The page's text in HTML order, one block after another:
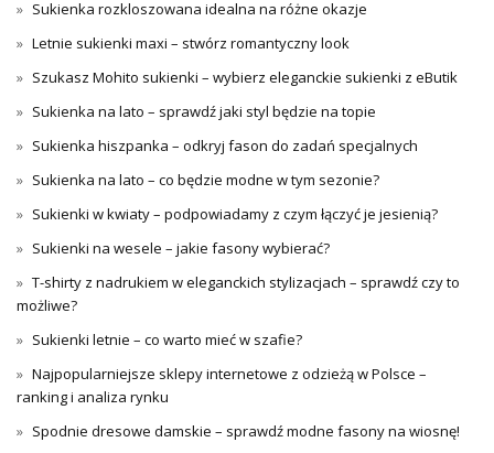
Sukienka rozkloszowana idealna na różne okazje
Letnie sukienki maxi – stwórz romantyczny look
Szukasz Mohito sukienki – wybierz eleganckie sukienki z eButik
Sukienka na lato – sprawdź jaki styl będzie na topie
Sukienka hiszpanka – odkryj fason do zadań specjalnych
Sukienka na lato – co będzie modne w tym sezonie?
Sukienki w kwiaty – podpowiadamy z czym łączyć je jesienią?
Sukienki na wesele – jakie fasony wybierać?
T-shirty z nadrukiem w eleganckich stylizacjach – sprawdź czy to
możliwe?
Sukienki letnie – co warto mieć w szafie?
Najpopularniejsze sklepy internetowe z odzieżą w Polsce –
ranking i analiza rynku
Spodnie dresowe damskie – sprawdź modne fasony na wiosnę!